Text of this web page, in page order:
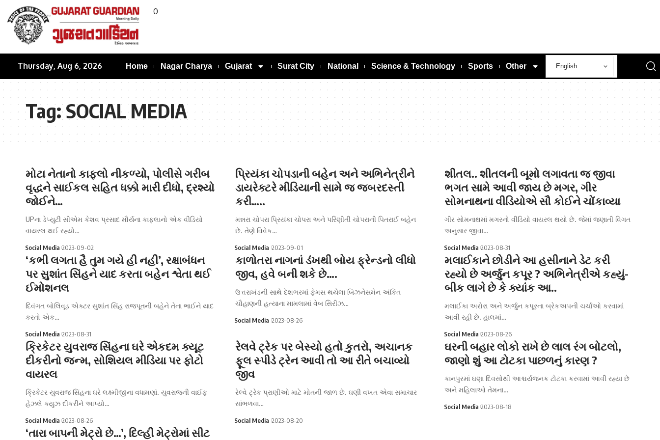
0
Thursday, Aug 6, 2026 Home Nagar Charya Gujarat Surat City National Science & Technology Sports Other
Tag:SOCIAL MEDIA
મોટા નેતાનો કાફલો નીકળ્યો, પોલીસે ગરીબ
વૃદ્ધને સાઈકલ સહિત ધક્કો મારી દીધો, દ્રશ્યો
જોઈને…
UPના ડેપ્યુટી સીએમ કેશવ પ્રસાદ મૌર્યના કાફલાનો એક વીડિયો
વાયરલ થઈ રહ્યો…
Social Media 2023-09-02
પ્રિયંકા ચોપડાની બહેન અને અભિનેત્રીને
ડાયરેક્ટરે મીડિયાની સામે જ જબરદસ્તી
કરી…..
મન્નરા ચોપરા પ્રિયંકા ચોપરા અને પરિણીતી ચોપરાની પિતરાઈ બહેન
છે. તેણે વિવેક…
Social Media 2023-09-01
શીતલ.. શીતલની બૂમો લગાવતા જ જીવા
ભગત સામે આવી જાય છે મગર, ગીર
સોમનાથના વીડિયોએ સૌ કોઈને ચોંકાવ્યા
ગીર સોમનાથમાં મગરનો વીડિયો વાયરલ થયો છે. જેમાં જણાતી વિગત
અનુસાર જીવા…
Social Media 2023-08-31
‘કભી લગતા હૈ તુમ ગયે હી નહીં’, રક્ષાબંધન
પર સુશાંત સિંહને યાદ કરતા બહેન શ્વેતા થઈ
ઈમોશનલ
દિવંગત બોલિવૂડ એક્ટર સુશાંત સિંહ રાજપૂતની બહેને તેના ભાઈને યાદ
કરતો એક…
Social Media 2023-08-31
કાળોતરા નાગનાં ડંખથી બોય ફ્રેન્ડનો લીધો
જીવ, હવે બની શકે છે….
ઉત્તરાખંડની સાથે દેશભરમાં ફેમસ થયેલા બિઝનેસમેન અંકિત
ચૌહાણની હત્યાના મામલામાં વેબ સિરીઝ…
Social Media 2023-08-26
મલાઈકાને છોડીને આ હસીનાને ડેટ કરી
રહ્યો છે અર્જુન કપૂર ? અભિનેત્રીએ કહ્યું-
બીક લાગે છે કે ક્યાંક આ..
મલાઈકા અરોરા અને અર્જુન કપૂરના બ્રેકઅપની ચર્ચાઓ કરવામાં
આવી રહી છે. હાલમાં…
Social Media 2023-08-26
ક્રિકેટર યુવરાજ સિંહના ઘરે એકદમ ક્યૂટ
દીકરીનો જન્મ, સોશિયલ મીડિયા પર ફોટો
વાયરલ
ક્રિકેટર યુવરાજ સિંહના ઘરે લક્ષ્મીજીના વધામણાં. યુવરાજની વાઈફ
હેઝલે ક્યુઝ દીકરીને આપ્યો…
Social Media 2023-08-26
રેલવે ટ્રેક પર બેસ્યો હતો કુતરો, અચાનક
ફૂલ સ્પીડે ટ્રેન આવી તો આ રીતે બચાવ્યો
જીવ
રેલ્વે ટ્રેક પ્રાણીઓ માટે મોતની જાળ છે. ઘણી વખત એવા સમાચાર
સાંભળવા…
Social Media 2023-08-20
ઘરની બહાર લોકો રાખે છે લાલ રંગ બોટલો,
જાણો શું આ ટોટકા પાછળનું કારણ ?
કાનપુરમાં ઘણા દિવસોથી આશ્ચર્યજનક ટોટકા કરવામાં આવી રહ્યા છે
અને મહિલાઓ તેમના…
Social Media 2023-08-18
‘તારા બાપની મેટ્રો છે…’, દિલ્હી મેટ્રોમાં સીટ